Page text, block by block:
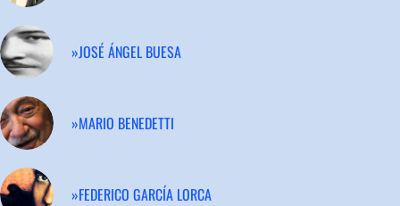
»JOSÉ ÁNGEL BUESA
»MARIO BENEDETTI
»FEDERICO GARCÍA LORCA